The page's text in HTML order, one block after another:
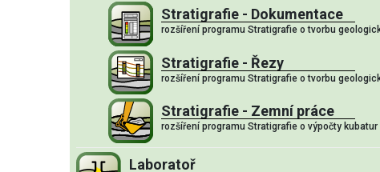
Stratigrafie - Dokumentace
rozšíření programu Stratigrafie o tvorbu
Stratigrafie - Řezy
rozšíření programu Stratigrafie o tvorbu
Stratigrafie - Zemní práce
rozšíření programu Stratigrafie o výpočty
Laboratoř